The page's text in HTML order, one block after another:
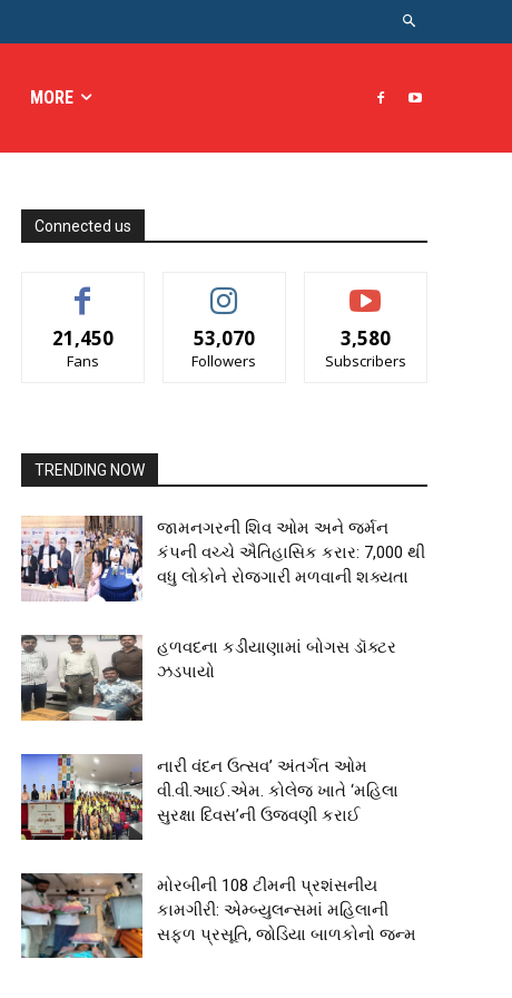
MORE
Connected us
21,450
Fans
53,070
Followers
3,580
Subscribers
TRENDING NOW
જામનગરની શિવ ઓમ અને જર્મન
કંપની વચ્ચે ઐતિહાસિક કરાર: 7,000 થી
વધુ લોકોને રોજગારી મળવાની શક્યતા
હળવદના કડીયાણામાં બોગસ ડૉક્ટર
ઝડપાયો
નારી વંદન ઉત્સવ’ અંતર્ગત ઓમ
વી.વી.આઈ.એમ. કોલેજ ખાતે ‘મહિલા
સુરક્ષા દિવસ’ની ઉજવણી કરાઈ
મોરબીની 108 ટીમની પ્રશંસનીય
કામગીરી: એમ્બ્યુલન્સમાં મહિલાની
સફળ પ્રસૂતિ, જોડિયા બાળકોનો જન્મ